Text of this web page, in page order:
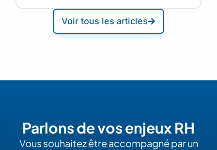
Voir tous les articles
Parlons de vos enjeux RH
Vous souhaitez être accompagné par un